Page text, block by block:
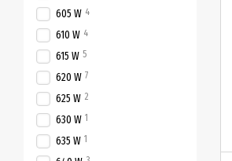
605 W 4
610 W 4
615 W 5
620 W 7
625 W 2
630 W 1
635 W 1